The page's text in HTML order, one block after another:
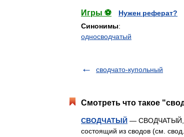
Игры ⚽
Нужен реферат?
Синонимы:
односводчатый
сводчато-купольный
Смотреть что такое
СВОДЧАТЫЙ — СВОДЧАТЫЙ,
состоящий из сводов (см.